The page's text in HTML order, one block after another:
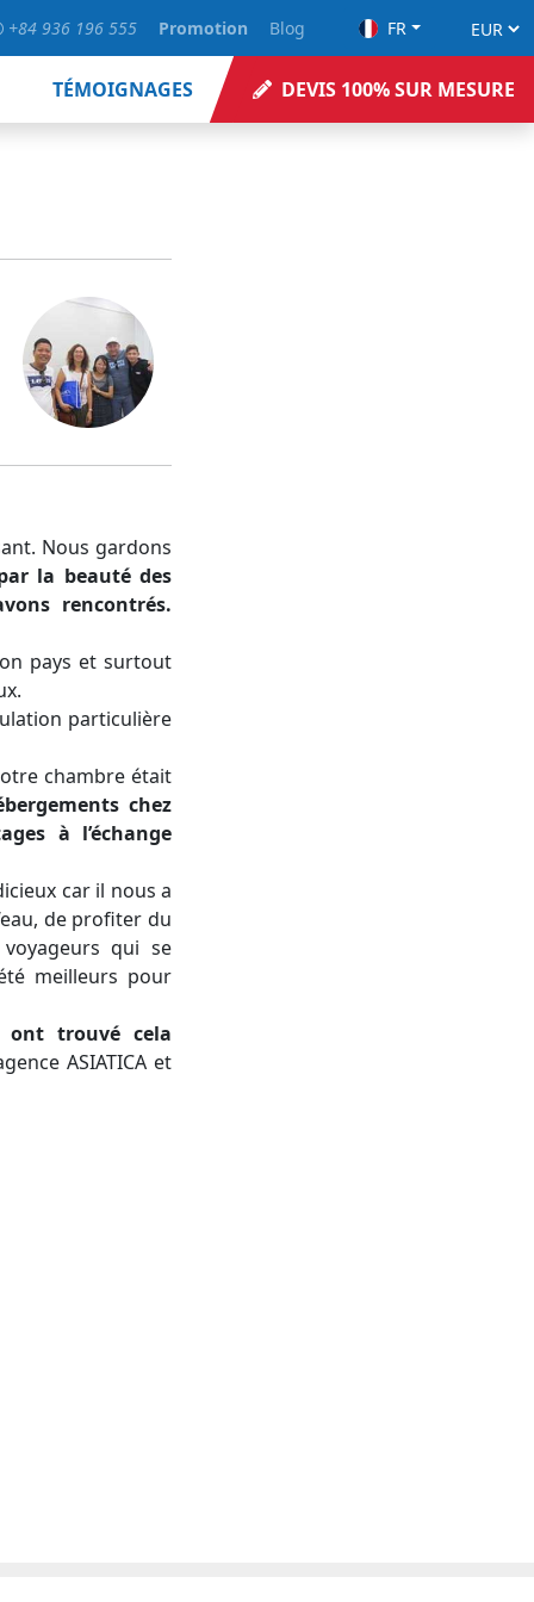
+84 936 196 555 Promotion Blog FR
TÉMOIGNAGES DEVIS 100% SUR MESURE
Nous gardons
la beauté des
rencontrés.
pays et surtout
particulière
chambre était
chez
s à l’échange
car il nous a
de profiter du
qui se
meilleurs pour
ont trouvé cela
ASIATICA et